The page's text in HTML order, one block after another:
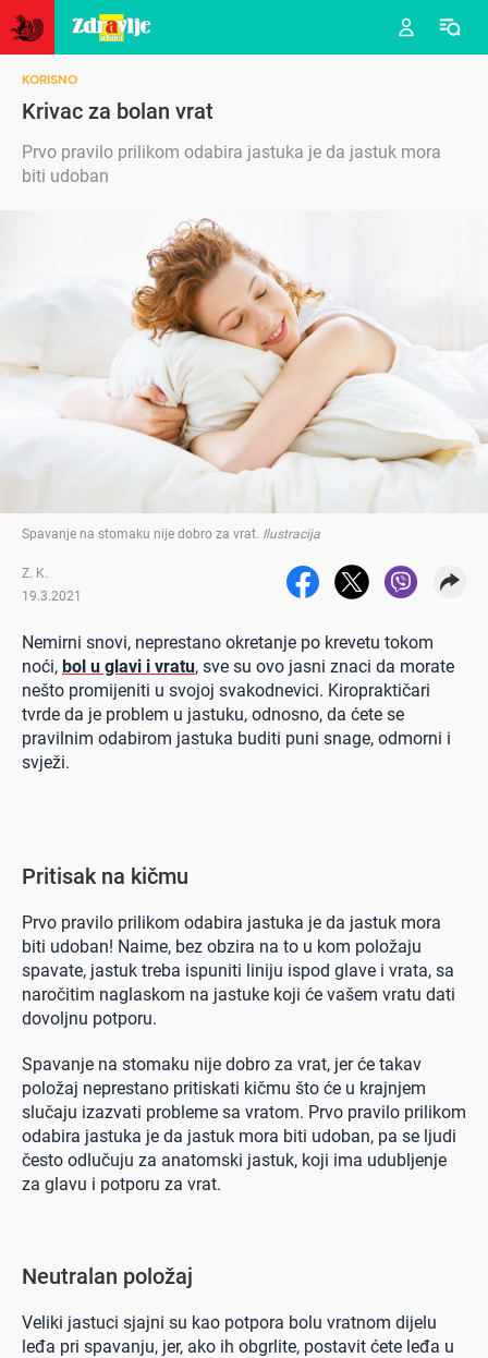
KORISNO
Krivac za bolan vrat
Prvo pravilo prilikom odabira jastuka je da jastuk mora
biti udoban
Spavanje na stomaku nije dobro za vrat Ilustracija
Z. K.
19.3.2021
Nemirni snovi, neprestano okretanje po krevetu tokom
noći, bol u glavi i vratu, sve su ovo jasni znaci da morate
nešto promijeniti u svojoj svakodnevici. Kiropraktičari
tvrde da je problem u jastuku, odnosno, da ćete se
pravilnim odabirom jastuka buditi puni snage, odmorni i
svježi.
Pritisak na kičmu
Prvo pravilo prilikom odabira jastuka je da jastuk mora
biti udoban! Naime, bez obzira na to u kom položaju
spavate, jastuk treba ispuniti liniju ispod glave i vrata, sa
naročitim naglaskom na jastuke koji će vašem vratu dati
dovoljnu potporu.
Spavanje na stomaku nije dobro za vrat, jer će takav
položaj neprestano pritiskati kičmu što će u krajnjem
slučaju izazvati probleme sa vratom. Prvo pravilo prilikom
odabira jastuka je da jastuk mora biti udoban, pa se ljudi
često odlučuju za anatomski jastuk, koji ima udubljenje
za glavu i potporu za vrat.
Neutralan položaj
Veliki jastuci sjajni su kao potpora bolu vratnom dijelu
leđa pri spavanju, jer, ako ih obgrlite, postavit ćete leđa u